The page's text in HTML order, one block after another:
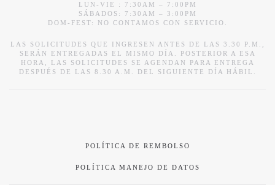
LUN-VIE : 7:30AM – 7:00PM
SÁBADOS: 7:30AM – 3:00PM
DOM-FEST: NO CONTAMOS CON SERVICIO.
LAS SOLICITUDES QUE INGRESEN ANTES DE LAS 3.30 P.M.,
SERÁN ENTREGADAS EL MISMO DÍA. POSTERIOR A ESA
HORA, LAS SOLICITUDES SE AGENDAN PARA ENTREGA
DESPUÉS DE LAS 8.30 A.M. DEL SIGUIENTE DÍA HÁBIL.
POLÍTICA DE REMBOLSO
POLÍTICA MANEJO DE DATOS